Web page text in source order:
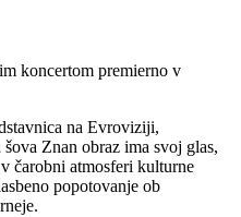
koncertom premierno v
na Evroviziji,
Znan obraz ima svoj glas,
čarobni atmosferi kulturne
popotovanje ob